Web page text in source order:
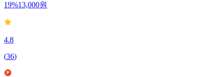
19%13,000원
4.8
(36)